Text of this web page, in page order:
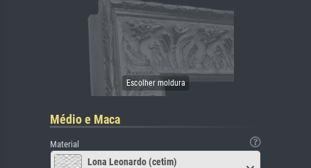
Médio e Maca
Material
Lona Leonardo (cetim)